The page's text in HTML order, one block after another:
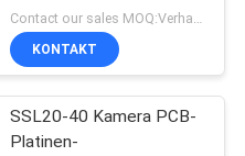
Stecker
Contact our sales MOQ:Verhandelbar
KONTAKT
SSL20-40 Kamera PCB-
Platinen-